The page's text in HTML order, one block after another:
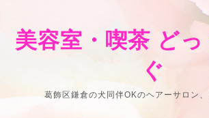
美容室・喫茶 ど
ぐ
葛飾区鎌倉の犬同伴OKのヘアーサロン